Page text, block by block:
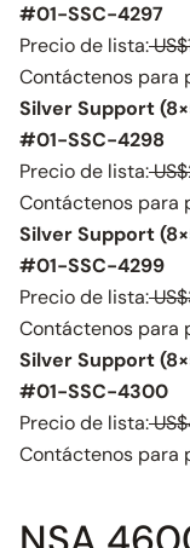
#01-SSC-4297
Precio de lista:
Contáctenos para
Silver Support
#01-SSC-4298
Precio de lista:
Contáctenos para
Silver Support
#01-SSC-4299
Precio de lista:
Contáctenos para
Silver Support
#01-SSC-4300
Precio de lista:
Contáctenos para